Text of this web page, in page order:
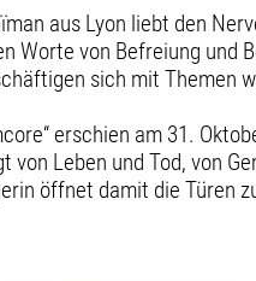
aus Lyon liebt den
Worte von Befreiung
sich mit Themen
erschien am 31.
von Leben und Tod, von
öffnet damit die Türen